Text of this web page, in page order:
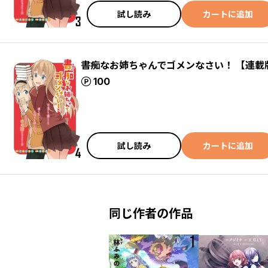
試し読み カートに追加
書痴なお姉ちゃんでゴメンなさい！ 【連載
100
ポイント
試し読み カートに追加
同じ作者の作品